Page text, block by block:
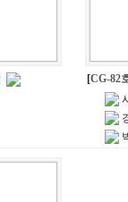
[CG-82